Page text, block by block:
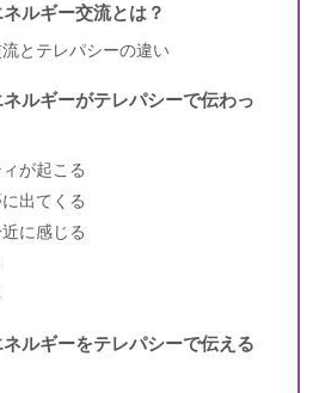
ルギー交流とは？
とテレパシーの違い
ルギーがテレパシーで伝わっ
が起こる
出てくる
に感じる
ルギーをテレパシーで伝える